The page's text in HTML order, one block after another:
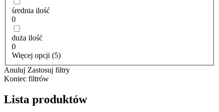
średnia ilość
0
duża ilość
0
Więcej opcji (5)
Anuluj Zastosuj filtry
Koniec filtrów
Lista produktów